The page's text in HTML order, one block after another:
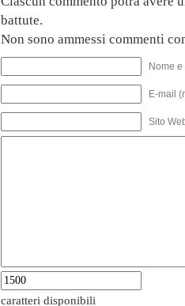
battute.
Non sono ammessi commenti
Nome
E-mail
Sito
caratteri disponibili